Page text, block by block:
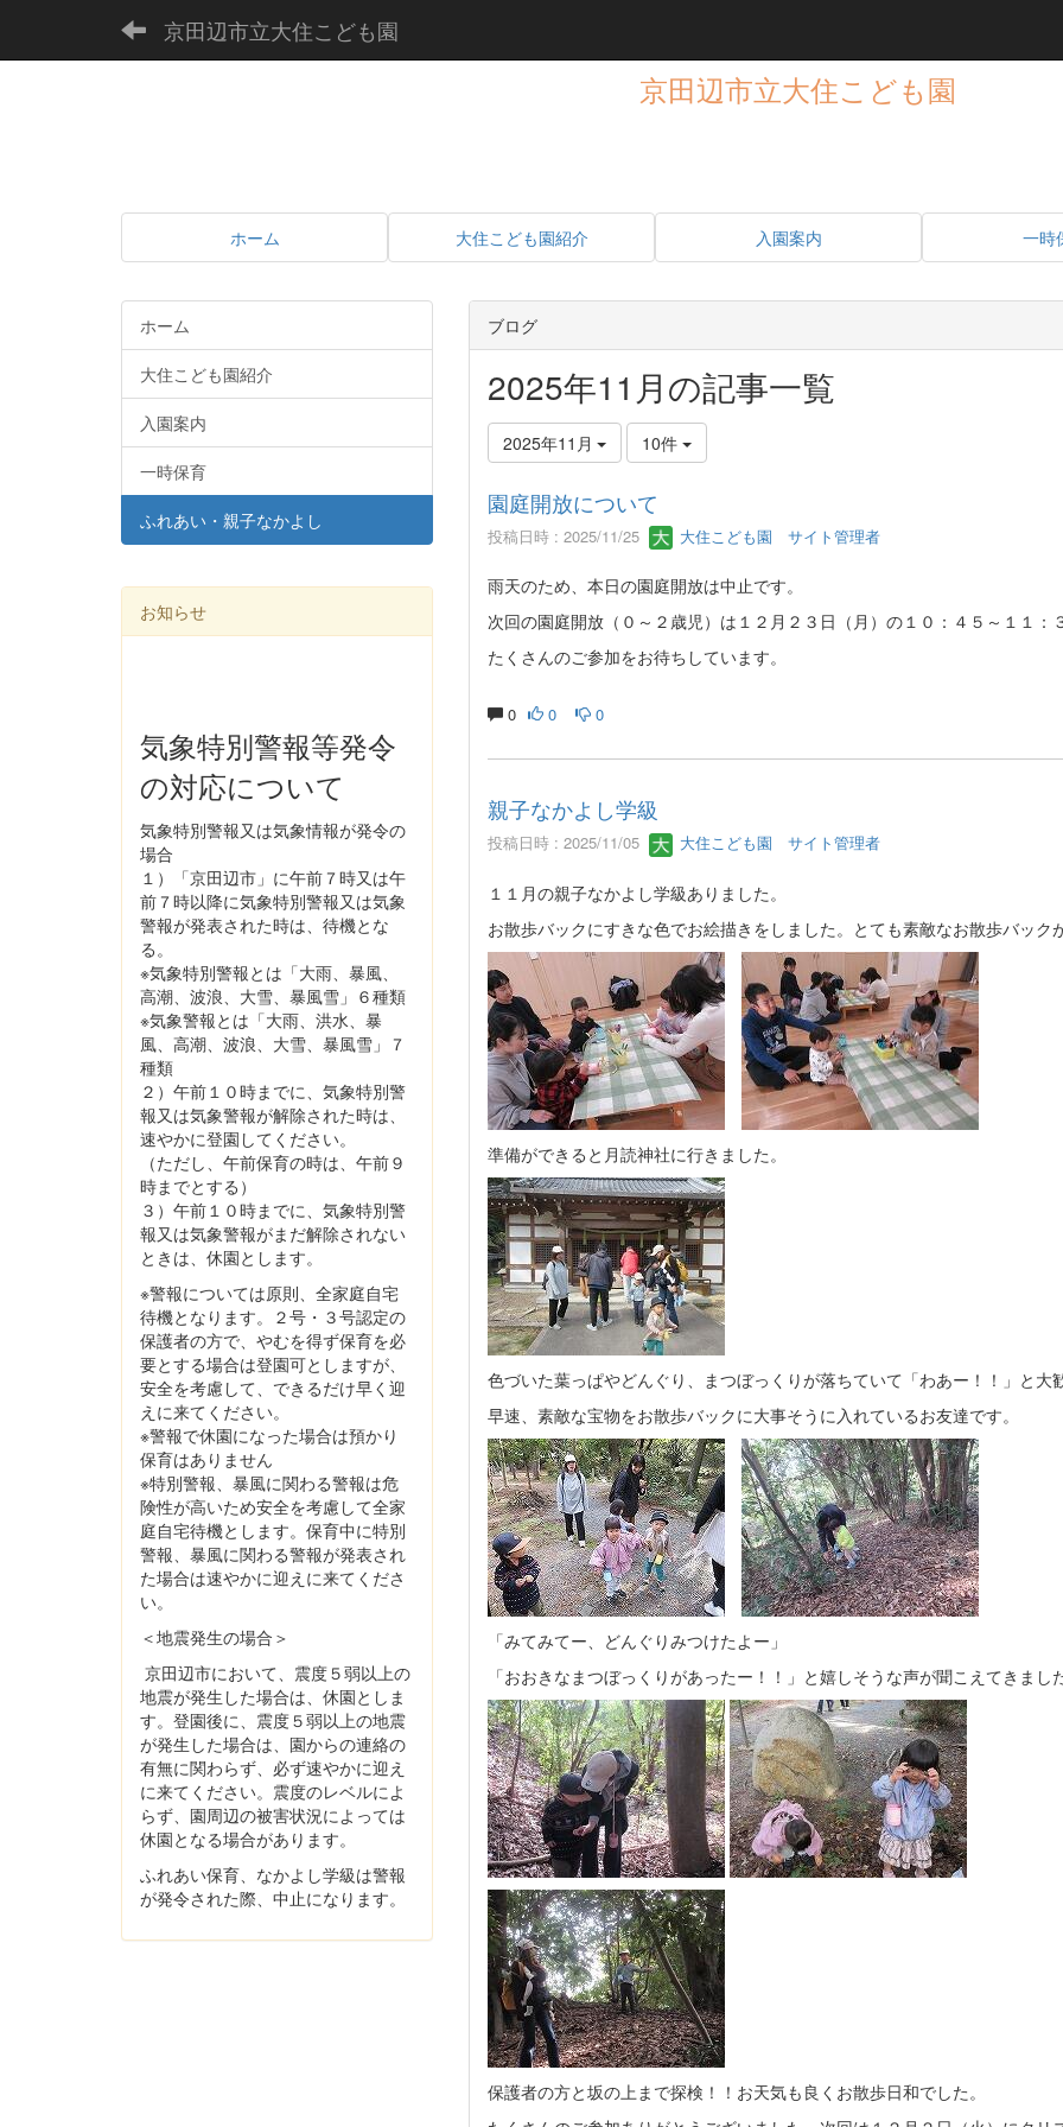
京田辺市立大住こども園
京田辺市立大住こども園
ホーム 大住こども園紹介 入園案内 一時
ブログ
2025年11月の記事一覧
2025年11月 10件
園庭開放について
投稿日時 : 2025/11/25 大住こども園 サイト管理者
雨天のため、本日の園庭開放は中止です。
次回の園庭開放（０～２歳児）は１２月２３日（月）の１０：４５～１１：
たくさんのご参加をお待ちしています。
0 0 0
親子なかよし学級
投稿日時 : 2025/11/05 大住こども園 サイト管理者
１１月の親子なかよし学級ありました。
お散歩バックにすきな色でお絵描きをしました。とても素敵なお散歩バック
準備ができると月読神社に行きました。
色づいた葉っぱやどんぐり、まつぼっくりが落ちていて「わあー！！」と大
早速、素敵な宝物をお散歩バックに大事そうに入れているお友達です。
「みてみてー、どんぐりみつけたよー」
「おおきなまつぼっくりがあったー！！」と嬉しそうな声が聞こえてきまし
保護者の方と坂の上まで探検！！お天気も良くお散歩日和でした。
ホーム
大住こども園紹介
入園案内
一時保育
ふれあい・親子なかよし
お知らせ
気象特別警報等発令
の対応について
気象特別警報又は気象情報が発令の
場合
１）「京田辺市」に午前７時又は午
前７時以降に気象特別警報又は気象
警報が発表された時は、待機とな
る。
※気象特別警報とは「大雨、暴風、
高潮、波浪、大雪、暴風雪」６種類
※気象警報とは「大雨、洪水、暴
風、高潮、波浪、大雪、暴風雪」７
種類
２）午前１０時までに、気象特別警
報又は気象警報が解除された時は、
速やかに登園してください。
（ただし、午前保育の時は、午前９
時までとする）
３）午前１０時までに、気象特別警
報又は気象警報がまだ解除されない
ときは、休園とします。
※警報については原則、全家庭自宅
待機となります。２号・３号認定の
保護者の方で、やむを得ず保育を必
要とする場合は登園可としますが、
安全を考慮して、できるだけ早く迎
えに来てください。
※警報で休園になった場合は預かり
保育はありません
※特別警報、暴風に関わる警報は危
険性が高いため安全を考慮して全家
庭自宅待機とします。保育中に特別
警報、暴風に関わる警報が発表され
た場合は速やかに迎えに来てくださ
い。
＜地震発生の場合＞
京田辺市において、震度５弱以上の
地震が発生した場合は、休園としま
す。登園後に、震度５弱以上の地震
が発生した場合は、園からの連絡の
有無に関わらず、必ず速やかに迎え
に来てください。震度のレベルによ
らず、園周辺の被害状況によっては
休園となる場合があります。
ふれあい保育、なかよし学級は警報
が発令された際、中止になります。